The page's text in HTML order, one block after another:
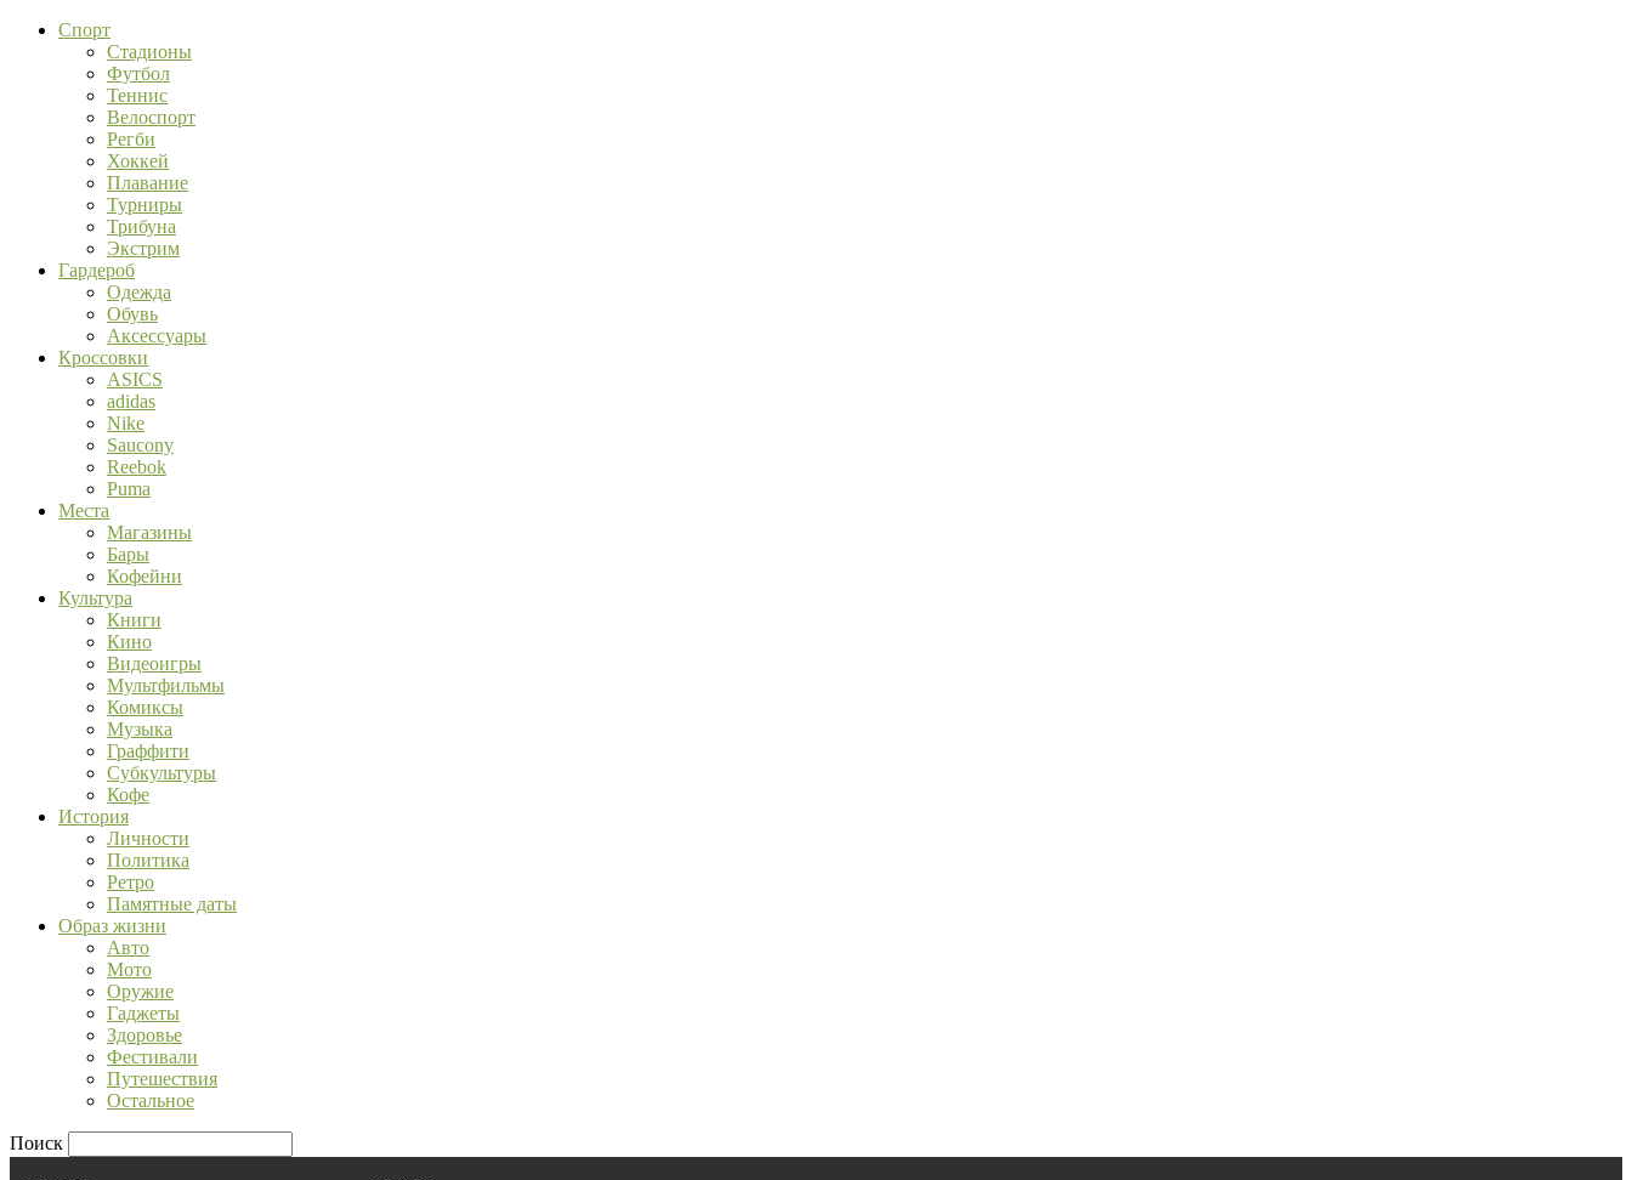
Спорт
Стадионы
Футбол
Теннис
Велоспорт
Регби
Хоккей
Плавание
Турниры
Трибуна
Экстрим
Гардероб
Одежда
Обувь
Аксессуары
Кроссовки
ASICS
adidas
Nike
Saucony
Reebok
Puma
Места
Магазины
Бары
Кофейни
Культура
Книги
Кино
Видеоигры
Мультфильмы
Комиксы
Музыка
Граффити
Субкультуры
Кофе
История
Личности
Политика
Ретро
Памятные даты
Образ жизни
Авто
Мото
Оружие
Гаджеты
Здоровье
Фестивали
Путешествия
Остальное
Поиск